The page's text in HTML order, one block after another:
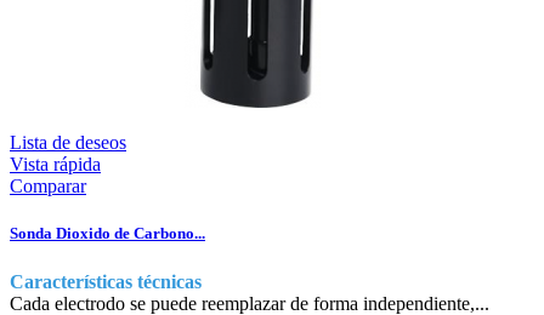
Lista de deseos
Vista rápida
Comparar
Sonda Dioxido de Carbono...
Características técnicas
Cada electrodo se puede reemplazar de forma independiente,...